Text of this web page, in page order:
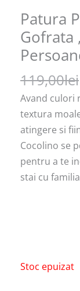
Patura
Gofrata
119,00lei
Avand culori
textura
atingere si
Cocolino se
pentru a te
stai cu
Stoc epuizat